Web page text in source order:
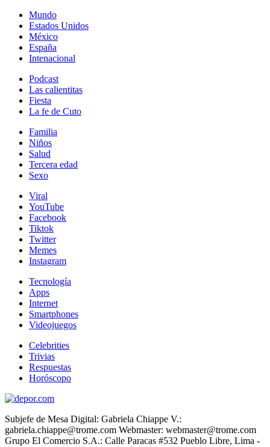
Mundo
Estados Unidos
México
España
Intenacional
Podcast
Las calientitas
Fiesta
La fe de Cuto
Familia
Niños
Salud
Tercera edad
Sexo
Viral
YouTube
Facebook
Tiktok
Twitter
Memes
Instagram
Tecnología
Apps
Internet
Smartphones
Videojuegos
Celebrities
Trivias
Respuestas
Horóscopo
Subjefe de Mesa Digital: Gabriela Chiappe V.:
gabriela.chiappe@trome.com Webmaster: webmaster@trome.com
Grupo El Comercio S.A.: Calle Paracas #532 Pueblo Libre, Lima -